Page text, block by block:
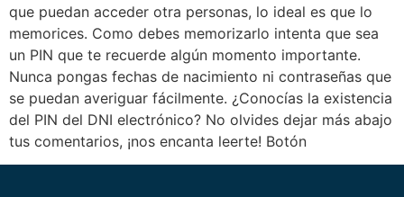
que puedan acceder otra personas, lo ideal es que lo
memorices. Como debes memorizarlo intenta que sea
un PIN que te recuerde algún momento importante.
Nunca pongas fechas de nacimiento ni contraseñas que
se puedan averiguar fácilmente. ¿Conocías la existencia
del PIN del DNI electrónico? No olvides dejar más abajo
tus comentarios, ¡nos encanta leerte! Botón